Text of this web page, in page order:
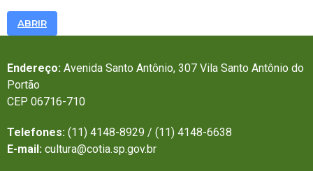
ABRIR
Endereço: Avenida Santo Antônio, 307 Vila Santo Antônio do
Portão
CEP 06716-710
Telefones: (11) 4148-8929 / (11) 4148-6638
E-mail: cultura@cotia.sp.gov.br